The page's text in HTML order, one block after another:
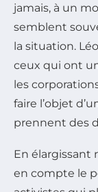
jamais, à un
semblent
la situation.
ceux qui ont
les
faire l’objet
prennent des
En élargissant
en compte le